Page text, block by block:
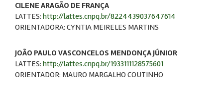
CILENE ARAGÃO DE FRANÇA
LATTES: http://lattes.cnpq.br/8224439037647614
ORIENTADORA: CYNTIA MEIRELES MARTINS
JOÃO PAULO VASCONCELOS MENDONÇA JÚNIOR
LATTES: http://lattes.cnpq.br/1933111128575601
ORIENTADOR: MAURO MARGALHO COUTINHO